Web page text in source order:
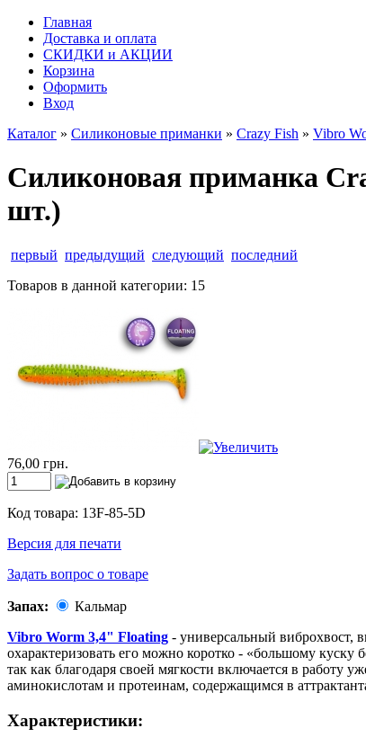
Главная
Доставка и оплата
СКИДКИ и АКЦИИ
Корзина
Оформить
Вход
Каталог » Силиконовые приманки » Crazy Fish » Vibro
Силиконовая приманка
шт.)
первый предыдущий следующий последний
Товаров в данной категории: 15
76,00 грн.
Код товара: 13F-85-5D
Версия для печати
Задать вопрос о товаре
Запах:
Кальмар
Vibro Worm 3,4" Floating - универсальный виброхвост,
охарактеризовать его можно коротко - «большому
так как благодаря своей мягкости включается в
аминокислотам и протеинам, содержащимся в
Характеристики: